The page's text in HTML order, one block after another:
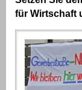
für Wirtschaft